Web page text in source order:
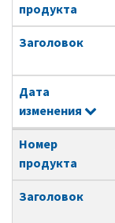
продукта
Заголовок
Дата
изменения
Номер
продукта
Заголовок